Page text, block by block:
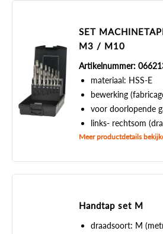
SET
M3 / M10
Artikelnummer:
materiaal: HSS-E
bewerking
voor doorlopende
links- rechtsom
Meer productdetails
Handtap set M
draadsoort: M